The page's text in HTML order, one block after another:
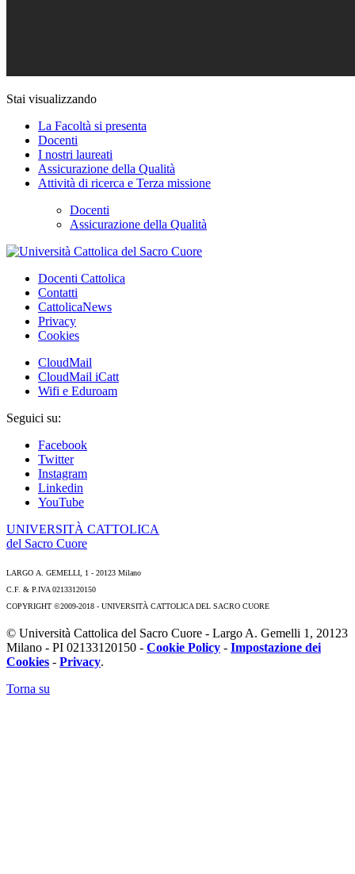
Stai visualizzando
La Facoltà si presenta
Docenti
I nostri laureati
Assicurazione della Qualità
Attività di ricerca e Terza missione
Docenti
Assicurazione della Qualità
Docenti Cattolica
Contatti
CattolicaNews
Privacy
Cookies
CloudMail
CloudMail iCatt
Wifi e Eduroam
Seguici su:
Facebook
Twitter
Instagram
Linkedin
YouTube
UNIVERSITÀ CATTOLICA
del Sacro Cuore
LARGO A. GEMELLI, 1 - 20123 Milano
C.F. & P.IVA 02133120150
COPYRIGHT ©2009-2018 - UNIVERSITÀ CATTOLICA DEL SACRO CUORE
© Università Cattolica del Sacro Cuore - Largo A. Gemelli 1, 20123
Milano - PI 02133120150 - Cookie Policy - Impostazione dei
Cookies - Privacy.
Torna su